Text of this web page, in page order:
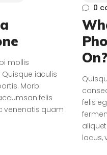
mollis
iaculis
Morbi
felis
venenatis quam
0
On?
felis
lacus,